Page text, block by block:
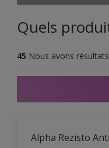
Quels
45 Nous avons
Alpha Rezisto